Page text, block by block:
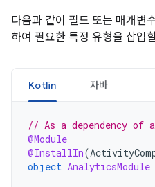
다음과 같이 필드 또는 매개변
하여 필요한 특정 유형을 삽입
Kotlin 자바
// As a dependency of
@Module
@InstallIn(
object AnalyticsModule